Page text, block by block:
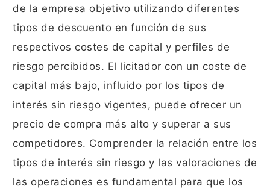
de la empresa objetivo utilizando diferentes
tipos de descuento en función de sus
respectivos costes de capital y perfiles de
riesgo percibidos. El licitador con un coste de
capital más bajo, influido por los tipos de
interés sin riesgo vigentes, puede ofrecer un
precio de compra más alto y superar a sus
competidores. Comprender la relación entre los
tipos de interés sin riesgo y las valoraciones de
las operaciones es fundamental para que los